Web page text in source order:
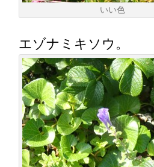
いい色
エゾナミキソウ。